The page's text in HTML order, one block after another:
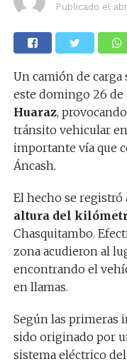
Publicado el
Un camión de carga
este domingo 26 de
Huaraz,
tránsito vehicular
importante vía que
Áncash.
El hecho se registró
altura del
Chasquitambo.
zona acudieron al
encontrando el
en llamas.
Según las primeras
sido originado por
sistema eléctrico